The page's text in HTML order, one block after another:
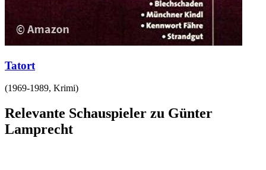
Tatort
(1969-1989, Krimi)
Relevante Schauspieler zu Günter
Lamprecht